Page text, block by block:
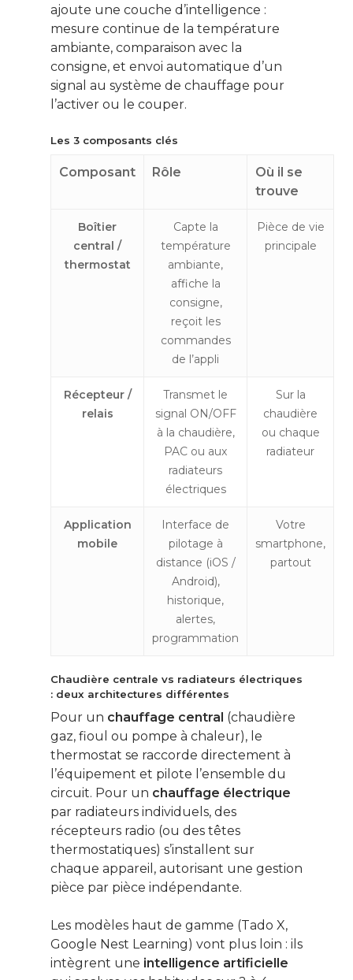
ajoute une couche d’intelligence :
mesure continue de la température
ambiante, comparaison avec la
consigne, et envoi automatique d’un
signal au système de chauffage pour
l’activer ou le couper.
Les 3 composants clés
Composant Rôle
Où il se
trouve
Boîtier
central /
thermostat
Capte la
température
ambiante,
affiche la
consigne,
reçoit les
commandes
de l’appli
Pièce de vie
principale
Récepteur /
relais
Transmet le
signal ON/OFF
à la chaudière,
PAC ou aux
radiateurs
électriques
Sur la
chaudière
ou chaque
radiateur
Application
mobile
Interface de
pilotage à
distance (iOS /
Android),
historique,
alertes,
programmation
Votre
smartphone,
partout
Chaudière centrale vs radiateurs électriques
: deux architectures différentes
Pour un chauffage central (chaudière
gaz, fioul ou pompe à chaleur), le
thermostat se raccorde directement à
l’équipement et pilote l’ensemble du
circuit. Pour un chauffage électrique
par radiateurs individuels, des
récepteurs radio (ou des têtes
thermostatiques) s’installent sur
chaque appareil, autorisant une gestion
pièce par pièce indépendante.
Les modèles haut de gamme (Tado X,
Google Nest Learning) vont plus loin : ils
intègrent une intelligence artificielle